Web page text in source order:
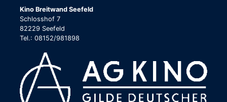
Kino Breitwand Seefeld
Schlosshof 7
82229 Seefeld
Tel.: 08152/981898